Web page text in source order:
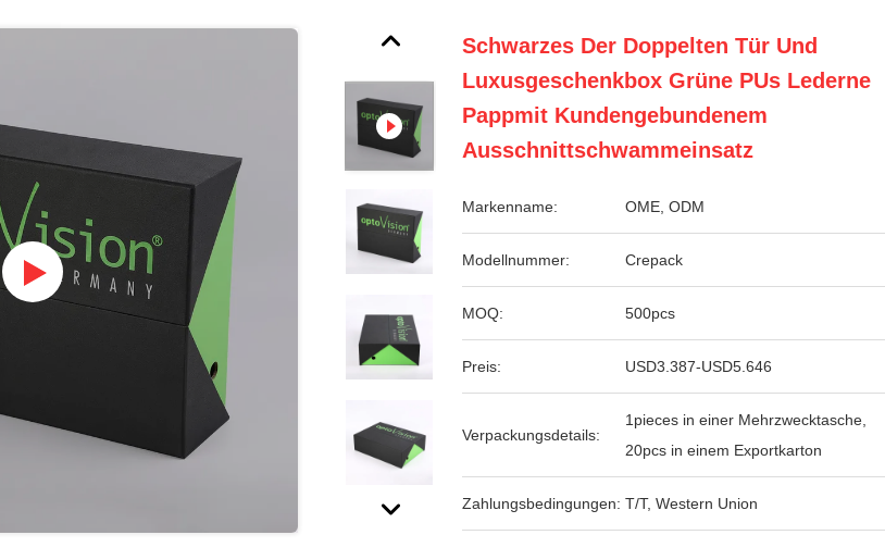
Schwarzes Der Doppelten Tür Und
Luxusgeschenkbox Grüne PUs Lederne
Pappmit Kundengebundenem
Ausschnittschwammeinsatz
Markenname: OME, ODM
Modellnummer: Crepack
MOQ: 500pcs
Preis: USD3.387-USD5.646
Verpackungsdetails:
1pieces in einer Mehrzwecktasche,
20pcs in einem Exportkarton
Zahlungsbedingungen: T/T, Western Union